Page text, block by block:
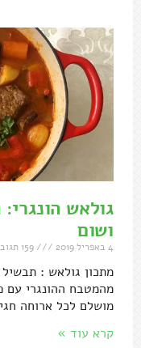
גולאש
ושום
4 באפריל 2019
מתכון גולאש :
מהמטבח ההונגרי עם
מושלם לכל ארוחה
קרא עוד »